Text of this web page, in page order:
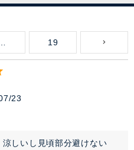
19
23
しいし見頃部分避けない